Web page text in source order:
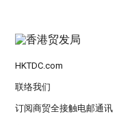
HKTDC.com
联络我们
订阅商贸全接触电邮通讯